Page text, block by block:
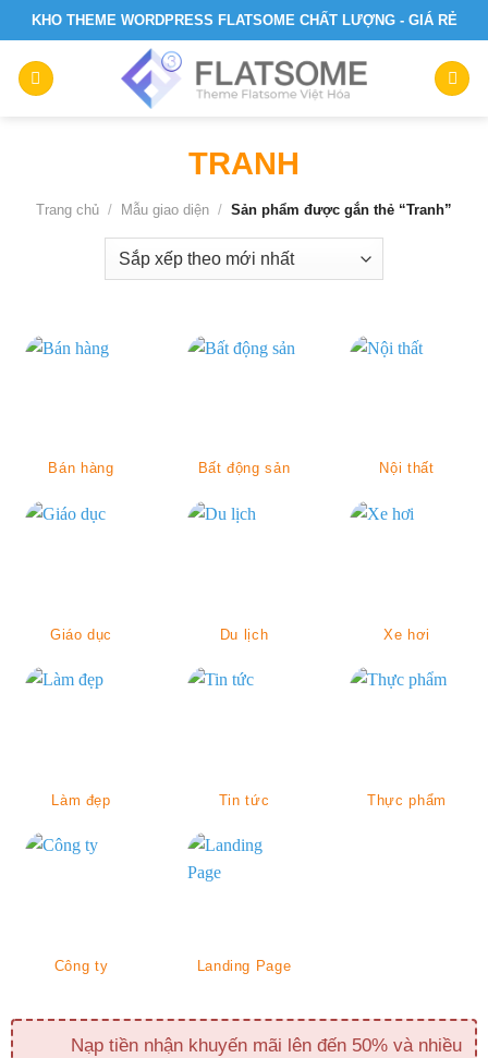
Skip
to
content
KHO THEME WORDPRESS FLATSOME CHẤT LƯỢNG - GIÁ RẺ
TRANH
Trang chủ / Mẫu giao diện / Sản phẩm được gắn thẻ “Tranh”
Bán hàng Bất động sản Nội thất
Giáo dục Du lịch Xe hơi
Làm đẹp Tin tức Thực phẩm
Công ty Landing Page
Nạp tiền nhận khuyến mãi lên đến 50% và nhiều